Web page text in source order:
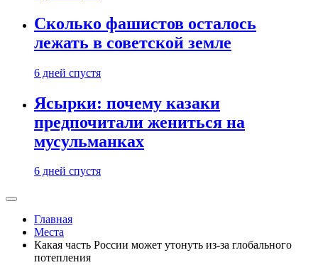
Сколько фашистов осталось
лежать в советской земле
6 дней спустя
Ясырки: почему казаки
предпочитали жениться на
мусульманках
6 дней спустя
Главная
Места
Какая часть России может утонуть из-за глобального
потепления